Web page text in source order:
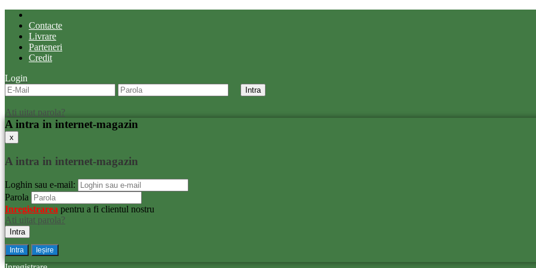
Contacte
Livrare
Parteneri
Credit
Login
Ati uitat parola?
A intra in internet-magazin
x
A intra in internet-magazin
Loghin sau e-mail:
Parola
Inregistrarea pentru a fi clientul nostru
Ati uitat parola?
Intra Ieșire